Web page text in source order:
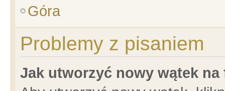
Góra
Problemy z pisaniem
Jak utworzyć nowy wątek na